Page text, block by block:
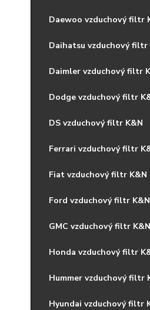
Daewoo vzduchový filtr
Daihatsu vzduchový filtr
Daimler vzduchový filtr
Dodge vzduchový filtr
DS vzduchový filtr K&N
Ferrari vzduchový filtr
Fiat vzduchový filtr K&N
Ford vzduchový filtr K&N
GMC vzduchový filtr K&N
Honda vzduchový filtr
Hummer vzduchový filtr
Hyundai vzduchový filtr